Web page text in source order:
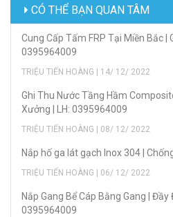
CÓ THỂ BẠN QUAN TÂM
Cung Cấp Tấm FRP Tại Miền Bắc |
0395964009
TRIỆU TIẾN HOÀNG | 14/ 12/ 2022
Ghi Thu Nước Tầng Hầm
Xưởng | LH: 0395964009
TRIỆU TIẾN HOÀNG | 08/ 12/ 2022
Nắp hố ga lát gạch Inox 304 |
TRIỆU TIẾN HOÀNG | 06/ 12/ 2022
Nắp Gang Bể Cáp Bằng Gang | Đầy
0395964009